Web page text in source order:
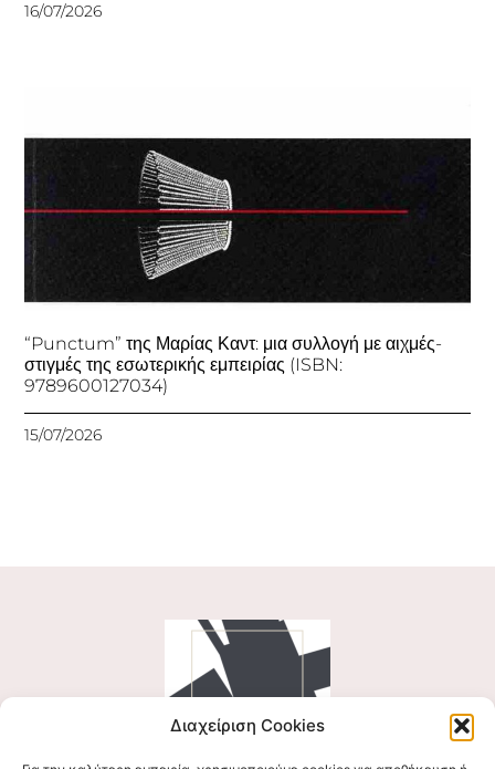
Διαχείριση Cookies
16/07/2026
“Punctum” της Μαρίας Καντ: μια συλλογή με αιχμές-
στιγμές της εσωτερικής εμπειρίας (ISBN:
9789600127034)
15/07/2026